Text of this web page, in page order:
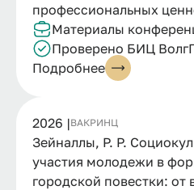
профессиональных
Материалы
Проверено БИЦ
Подробнее
2026 |ВАКРИНЦ
Зейналлы, Р. Р.
участия молодежи в
городской повестки: от